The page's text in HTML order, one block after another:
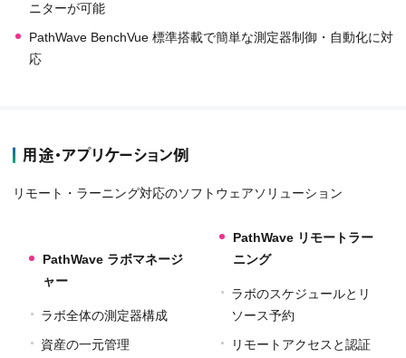
ニターが可能
PathWave BenchVue 標準搭載で簡単な測定器制御・自動化に対
応
用途・アプリケーション例
リモート・ラーニング対応のソフトウェアソリューション
PathWave ラボマネージ
ャー
ラボ全体の測定器構成
資産の一元管理
PathWave リモートラー
ニング
ラボのスケジュールとリ
ソース予約
リモートアクセスと認証